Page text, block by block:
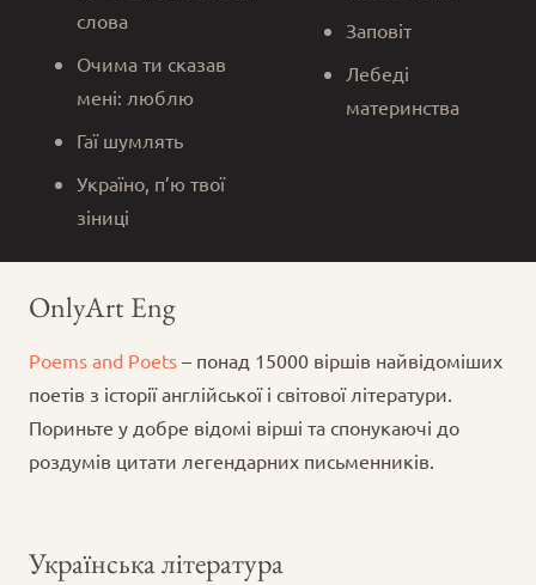
слова
Очима ти сказав
мені: люблю
Гаї шумлять
Україно, п’ю твої
зіниці
Заповіт
Лебеді
материнства
OnlyArt Eng
Poems and Poets – понад 15000 віршів найвідоміших
поетів з історії англійської і світової літератури.
Пориньте у добре відомі вірші та спонукаючі до
роздумів цитати легендарних письменників.
Українська література